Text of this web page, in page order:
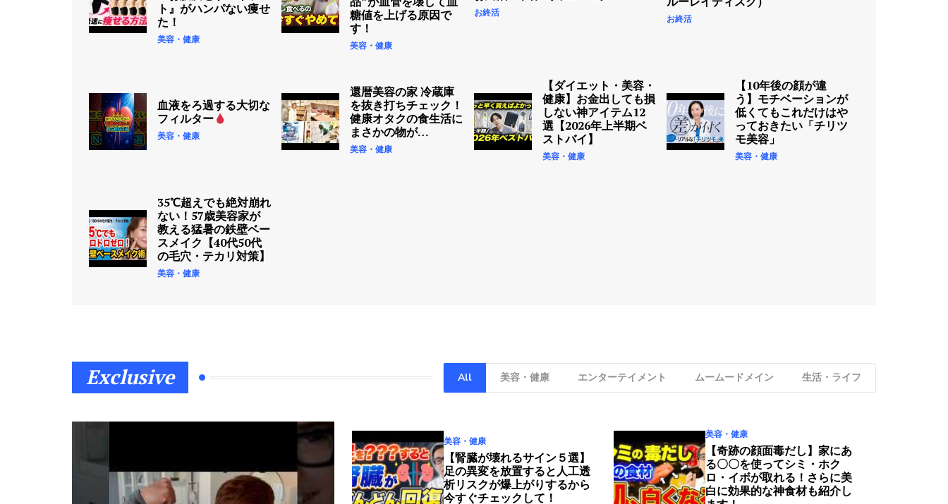
【奇跡の顔面毒だし】家に
ある〇〇を使ってシミ・ホ
クロ・イボが取れる！さら
美容・健康 2日 Ago
【1week】お腹が1週間でバ
キバキになる『お腹痩せサ
ーキット』がハンパない痩
【なぜ報道されない】健康
に良いと思って食べてい
た”あの食品”が血管を壊し
て血糖値を上げる原因で
す！
お終活3 幸春！人生メモリ
ーズ （ブルーレイディス
お終活 3日 Ago
ルター
美容・健康 4日 Ago
ト』がハンパない痩せ
た！
美容・健康
糖値を上げる原因で
す！
美容・健康
お終活
お終活
血液をろ過する大切な
フィルター
美容・健康
還暦美容の家 冷蔵庫
を抜き打ちチェック！
健康オタクの食生活に
まさかの物が…
美容・健康
【ダイエット・美容・
健康】お金出しても損
しない神アイテム12
選【2026年上半期ベ
ストバイ】
美容・健康
【10年後の顔が違
う】モチベーションが
低くてもこれだけはや
っておきたい「チリツ
モ美容」
美容・健康
35℃超えでも絶対崩れ
ない！57歳美容家が
教える猛暑の鉄壁ベー
スメイク【40代50代
の毛穴・テカリ対策】
美容・健康
Exclusive All 美容・健康 エンターテイメント ムームードメイン 生活・ライフ
美容・健康
【腎臓が壊れるサイン５選】
足の異変を放置すると人工透
析リスクが爆上がりするから
今すぐチェックして！
美容・健康
【奇跡の顔面毒だし】家にあ
る〇〇を使ってシミ・ホク
ロ・イボが取れる！さらに美
白に効果的な神食材も紹介し